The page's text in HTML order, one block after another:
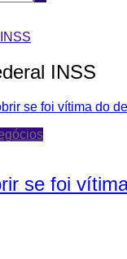
INSS
se foi